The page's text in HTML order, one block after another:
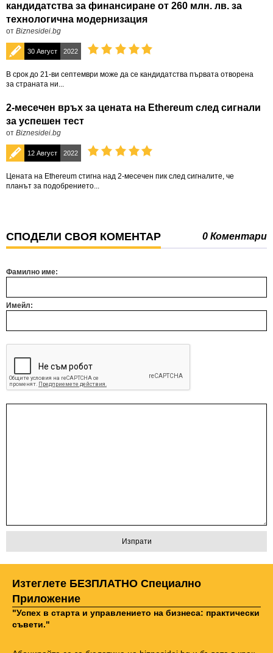
кандидатства за финансиране от 260 млн. лв. за
технологична модернизация
от Biznesidei.bg
30 Август 2022
В срок до 21-ви септември може да се кандидатства първата отворена
за страната ни...
2-месечен връх за цената на Ethereum след сигнали
за успешен тест
от Biznesidei.bg
12 Август 2022
Цената на Ethereum стигна над 2-месечен пик след сигналите, че
планът за подобрението...
СПОДЕЛИ СВОЯ КОМЕНТАР 0 Коментари
Фамилно име:
Имейл:
Изтеглете БЕЗПЛАТНО Специално
Приложение
"Успех в старта и управлението на бизнеса: практически
съвети."